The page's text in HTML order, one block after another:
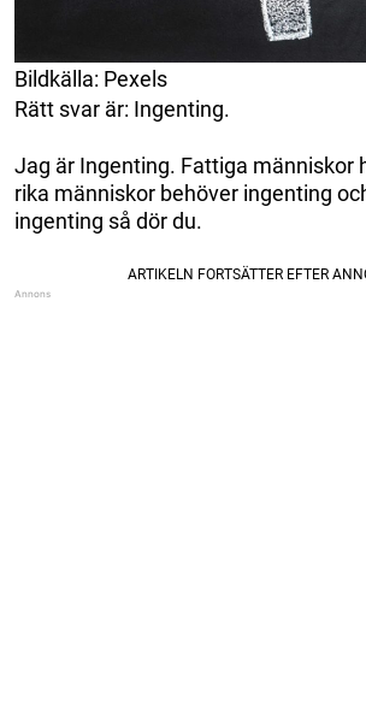
Bildkälla: Pexels
Rätt svar är: Ingenting.
Jag är Ingenting. Fattiga människor
rika människor behöver ingenting
ingenting så dör du.